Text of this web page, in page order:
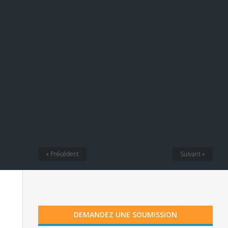
Suivant »
« Précédent
DEMANDEZ UNE SOUMISSION